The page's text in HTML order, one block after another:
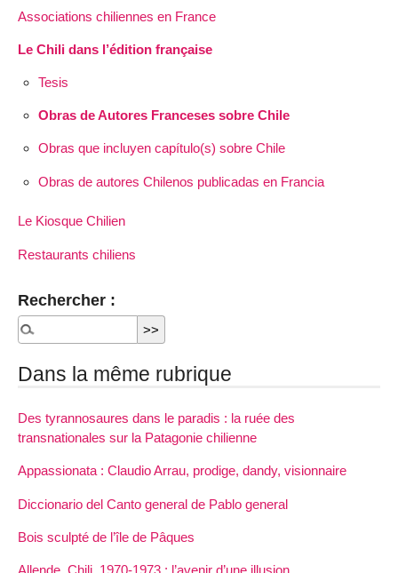
Associations chiliennes en France
Le Chili dans l’édition française
Tesis
Obras de Autores Franceses sobre Chile
Obras que incluyen capítulo(s) sobre Chile
Obras de autores Chilenos publicadas en Francia
Le Kiosque Chilien
Restaurants chiliens
Rechercher :
Dans la même rubrique
Des tyrannosaures dans le paradis : la ruée des
transnationales sur la Patagonie chilienne
Appassionata : Claudio Arrau, prodige, dandy, visionnaire
Diccionario del Canto general de Pablo general
Bois sculpté de l’île de Pâques
Allende, Chili, 1970-1973 : l’avenir d’une illusion